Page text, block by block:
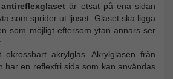
antireflexglaset är etsat på ena sidan
som sprider ut ljuset. Glaset ska ligga
som möjligt eftersom ytan annars ser
okrossbart akrylglas. Akrylglasen från
har en reflexfri sida som kan användas